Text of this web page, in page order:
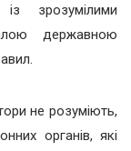
зрозумілими
державною
не розуміють,
органів, які